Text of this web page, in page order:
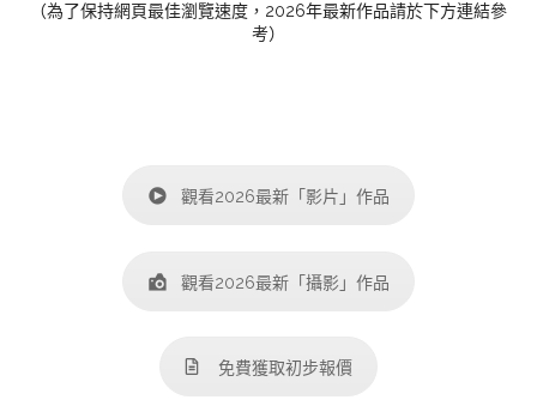
（為了保持網頁最佳瀏覽速度，2026年最新作品請於下方連結參
考）
觀看2026最新「影片」作品
觀看2026最新「攝影」作品
免費獲取初步報價